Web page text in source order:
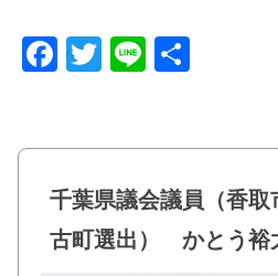
F
e
b
o
T
er
Li
千葉県議会議員（香取
古町選出） かとう裕